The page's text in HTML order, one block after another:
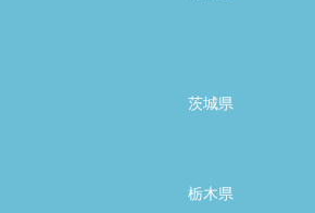
茨城県
栃木県